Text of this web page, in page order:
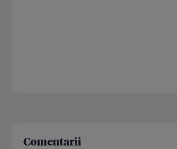
Comentarii